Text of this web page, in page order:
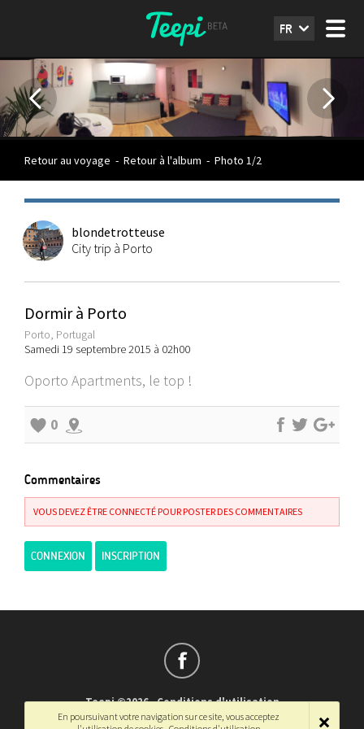
FR
Retour au voyage - Retour à l'album - Photo 1/2
blondetrotteuse
City trip à Porto
Dormir à Porto
Porto, Portugal
Samedi 19 septembre 2015 à 02h00
Oporto Apartments, le top !
0
Commentaires
VOUS DEVEZ ÊTRE CONNECTÉ POUR POSTER DES COMMENTAIRES
CONNEXION INSCRIPTION
Teepi ©2026-Conditions d'utilisation
En poursuivant votre navigation sur ce site, vous acceptez